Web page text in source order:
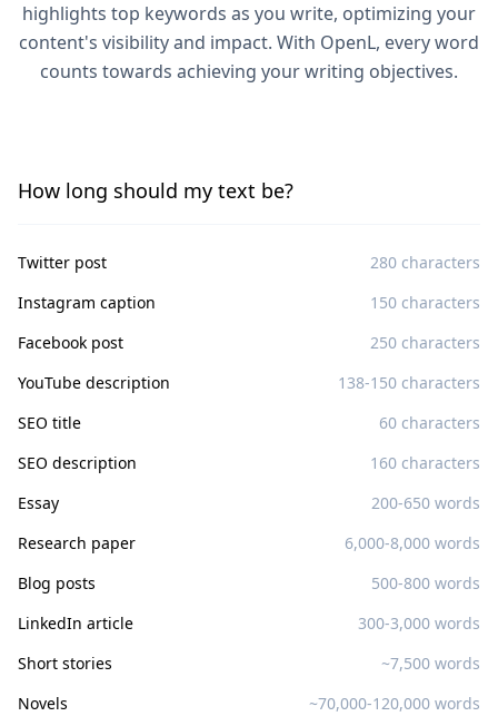
highlights top keywords as you write, optimizing your
content's visibility and impact. With OpenL, every word
counts towards achieving your writing objectives.
How long should my text be?
Twitter post
280 characters
Instagram caption
150 characters
Facebook post
250 characters
YouTube description
138-150 characters
SEO title
60 characters
SEO description
160 characters
Essay
200-650 words
Research paper
6,000-8,000 words
Blog posts
500-800 words
LinkedIn article
300-3,000 words
Short stories
~7,500 words
Novels
~70,000-120,000 words